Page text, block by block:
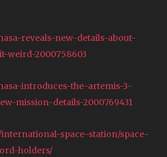
reveals-new-details-about-
weird-2000758603
introduces-the-artemis-3-
mission-details-2000769431
space-station/space-
holders/